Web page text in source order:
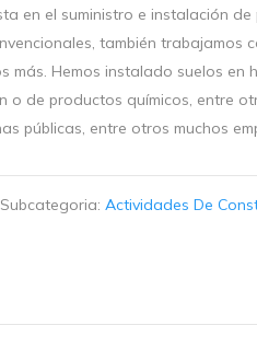
en el suministro e instalación
también trabajamos
más. Hemos instalado suelos
o de productos químicos, entre
públicas, entre otros muchos
Subcategoria: Actividades De